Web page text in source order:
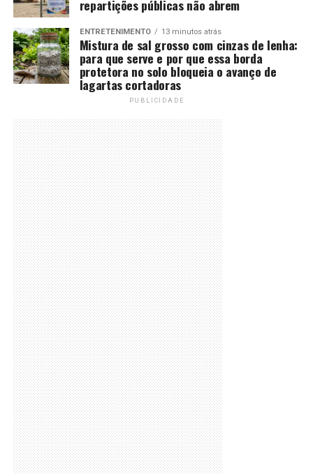
repartições públicas não abrem
ENTRETENIMENTO 13 minutos atrás
Mistura de sal grosso com cinzas de lenha:
para que serve e por que essa borda
protetora no solo bloqueia o avanço de
lagartas cortadoras
PUBLICIDADE